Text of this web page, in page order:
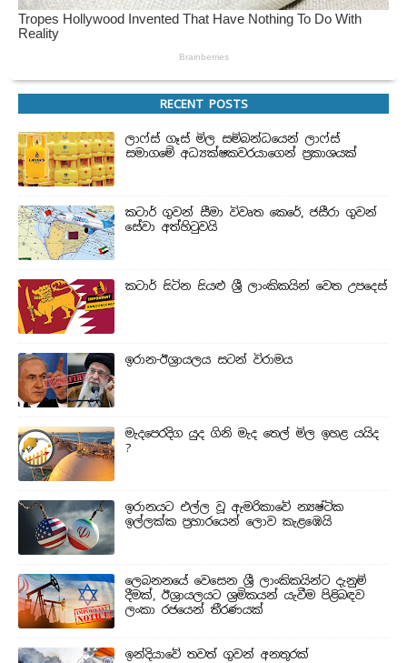
RECENT POSTS
ලාෆ්ස් ගෑස් මිල සම්බන්ධයෙන් ලාෆ්ස්
සමාගමේ අධ්‍යක්ෂකවරයාගෙන් ප්‍රකාශයක්
කටාර් ගුවන් සීමා විවෘත කෙරේ, ජසීරා ගුවන්
සේවා අත්හි‍ටුවයි
කටාර් සිටින සියළු ශ්‍රී ලාංකිකයින් වෙත උපදෙස්
ඉරාන-ඊශ්‍රායලය සටන් විරාමය
මැදපෙරදිග යුද ගිනි මැද තෙල් මිල ඉහළ යයිද
?
ඉරානයට එල්ල වූ ඇමරිකාවේ න්‍යෂ්ටික
ඉල්ලක්ක ප්‍රහාරයෙන් ලොව කැළඹෙයි
ලෙබනනයේ වෙසෙන ශ්‍රී ලාංකිකයින්ට දැනුම්
දීමක්, ඊශ්‍රායලයට ශ්‍රමිකයන් යැවීම පිළිබඳව
ලංකා රජයෙන් තීරණයක්
ඉන්දියාවේ තවත් ගුවන් අනතුරක්